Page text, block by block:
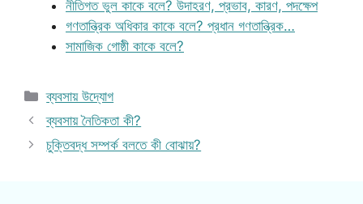
নীতিগত ভুল কাকে বলে? উদাহরণ, প্রভাব, কারণ, পদক্ষেপ
গণতান্ত্রিক অধিকার কাকে বলে? প্রধান গণতান্ত্রিক…
সামাজিক গোষ্ঠী কাকে বলে?
Categories
ব্যবসায় উদ্যোগ
ব্যবসায় নৈতিকতা কী?
চুক্তিবদ্ধ সম্পর্ক বলতে কী বোঝায়?